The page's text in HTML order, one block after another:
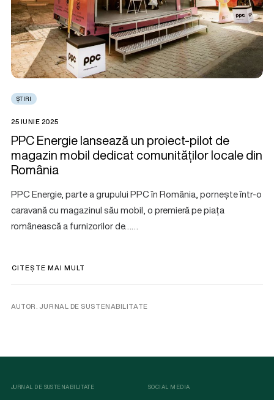
ȘTIRI
25 IUNIE 2025
PPC Energie lansează un proiect-pilot de
magazin mobil dedicat comunităților locale din
România
PPC Energie, parte a grupului PPC în România, pornește într-o
caravană cu magazinul său mobil, o premieră pe piața
românească a furnizorilor de……
CITEȘTE MAI MULT
AUTOR. JURNAL DE SUSTENABILITATE
JURNAL DE SUSTENABILITATE SOCIAL MEDIA